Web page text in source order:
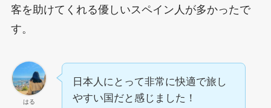
客を助けてくれる優しいスペイン人が多かったで
す。
はる
日本人にとって非常に快適で旅し
やすい国だと感じました！